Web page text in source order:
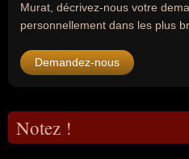
Murat, décrivez-nous votre
personnellement dans les plus
Demandez-nous
Notez !